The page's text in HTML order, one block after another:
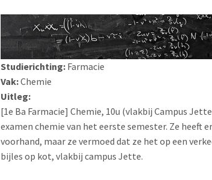
Studierichting: Farmacie
Vak:Chemie
Uitleg:
[1e Ba Farmacie] Chemie, 10u (vlakbij Campus
examen chemie van het eerste semester. Ze heeft
voorhand, maar ze vermoed dat ze het op een
bijles op kot, vlakbij campus Jette.